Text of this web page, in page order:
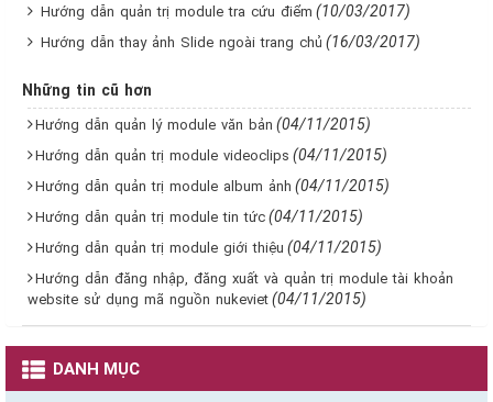
Hướng dẫn quản trị module tra cứu điểm (10/03/2017)
Hướng dẫn thay ảnh Slide ngoài trang chủ (16/03/2017)
Những tin cũ hơn
Hướng dẫn quản lý module văn bản (04/11/2015)
Hướng dẫn quản trị module videoclips (04/11/2015)
Hướng dẫn quản trị module album ảnh (04/11/2015)
Hướng dẫn quản trị module tin tức (04/11/2015)
Hướng dẫn quản trị module giới thiệu (04/11/2015)
Hướng dẫn đăng nhập, đăng xuất và quản trị module tài khoản
website sử dụng mã nguồn nukeviet (04/11/2015)
DANH MỤC